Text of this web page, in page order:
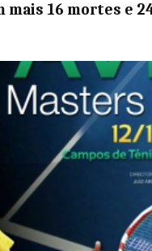
mais 16 mortes e